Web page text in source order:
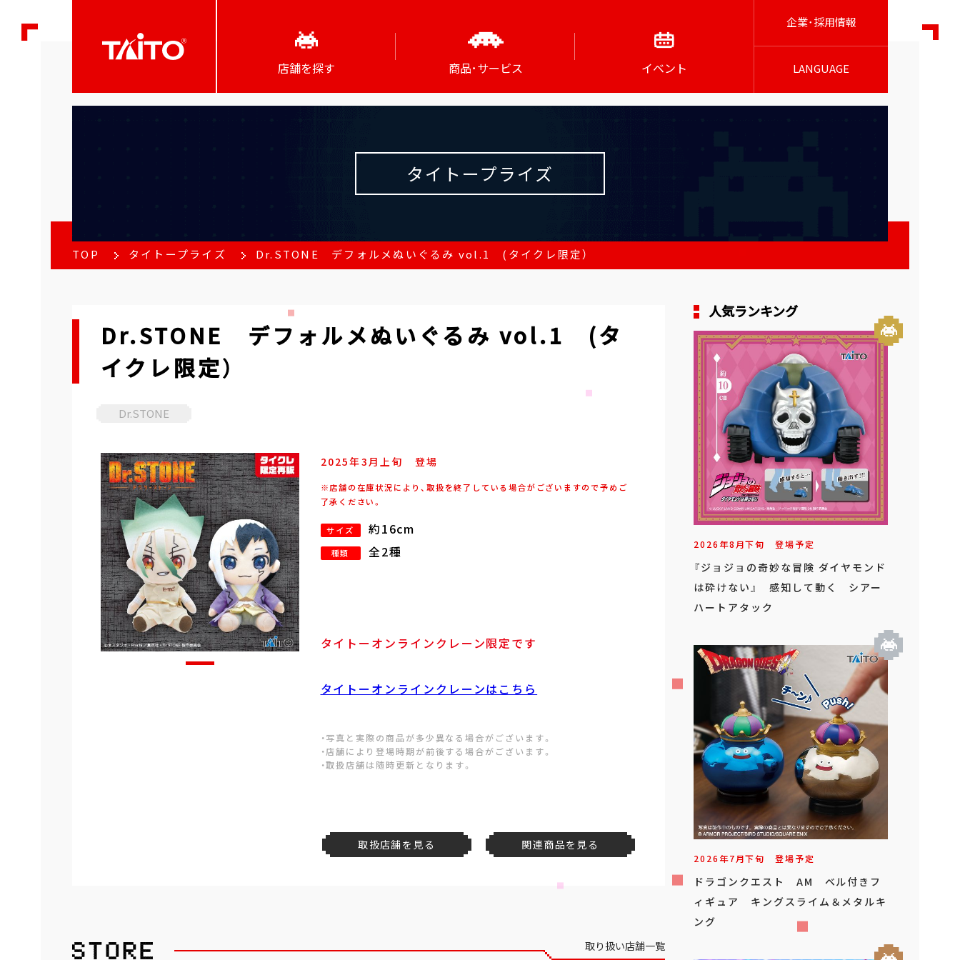
店舗を探す 商品･サービス イベント
企業･採用情報
LANGUAGE
タイトープライズ
TOP タイトープライズ Dr.STONE デフォルメぬいぐるみ vol.1 (タイクレ限定）
Dr.STONE デフォルメぬいぐるみ vol.1 (タ
イクレ限定）
Dr.STONE
2025年3月上旬 登場
※店舗の在庫状況により、取扱を終了している場合がございますので予めご
了承ください。
サイズ 約16cm
種類 全2種
タイトーオンラインクレーン限定です
タイトーオンラインクレーンはこちら
・写真と実際の商品が多少異なる場合がございます。
・店舗により登場時期が前後する場合がございます。
・取扱店舗は随時更新となります。
取扱店舗を見る 関連商品を見る
取り扱い店舗一覧
人気ランキング
2026年8月下旬 登場予定
『ジョジョの奇妙な冒険 ダイヤモンド
は砕けない』 感知して動く シアー
ハートアタック
2026年7月下旬 登場予定
ドラゴンクエスト AM ベル付きフ
ィギュア キングスライム＆メタルキ
ング